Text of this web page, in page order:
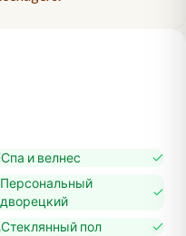
Спа и велнес
Персональный
дворецкий
Стеклянный пол